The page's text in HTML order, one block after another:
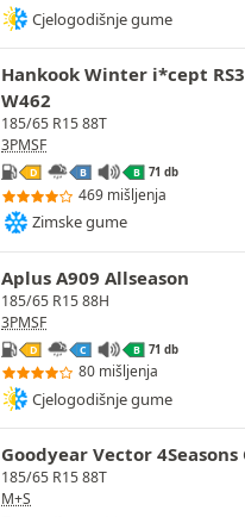
Cjelogodišnje gume
Hankook Winter i*cept RS3
W462
185/65 R15 88T
3PMSF
D B B 71 db
469 mišljenja
Zimske gume
Aplus A909 Allseason
185/65 R15 88H
3PMSF
D C B 71 db
80 mišljenja
Cjelogodišnje gume
Goodyear Vector 4Seasons
185/65 R15 88T
M+S